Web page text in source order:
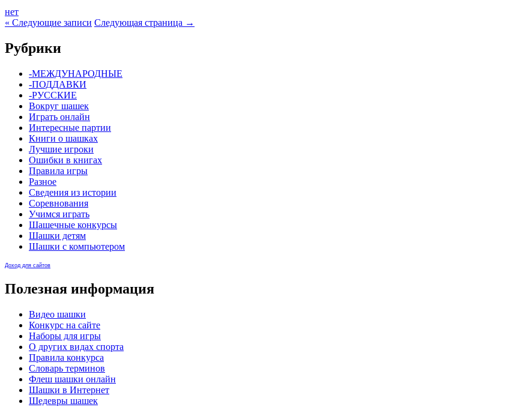
нет
« Следующие записи Следующая страница →
Рубрики
-МЕЖДУНАРОДНЫЕ
-ПОДДАВКИ
-РУССКИЕ
Вокруг шашек
Играть онлайн
Интересные партии
Книги о шашках
Лучшие игроки
Ошибки в книгах
Правила игры
Разное
Сведения из истории
Соревнования
Учимся играть
Шашечные конкурсы
Шашки детям
Шашки с компьютером
Доход для сайтов
Полезная информация
Видео шашки
Конкурс на сайте
Наборы для игры
О других видах спорта
Правила конкурса
Словарь терминов
Флеш шашки онлайн
Шашки в Интернет
Шедевры шашек